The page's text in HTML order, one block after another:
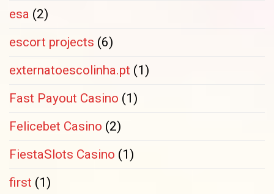
esa (2)
escort projects (6)
externatoescolinha.pt (1)
Fast Payout Casino (1)
Felicebet Casino (2)
FiestaSlots Casino (1)
first (1)